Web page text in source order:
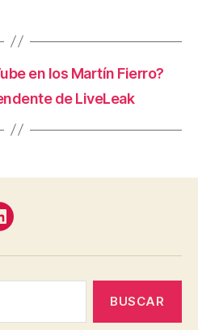
en los Martín Fierro?
de LiveLeak